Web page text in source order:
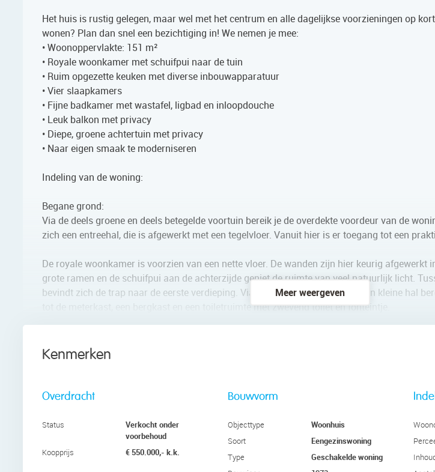
Het huis is rustig gelegen, maar wel met het centrum en alle dagelijkse voorzieningen op
wonen? Plan dan snel een bezichtiging in! We nemen je mee:
• Woonoppervlakte: 151 m²
• Royale woonkamer met schuifpui naar de tuin
• Ruim opgezette keuken met diverse inbouwapparatuur
• Vier slaapkamers
• Fijne badkamer met wastafel, ligbad en inloopdouche
• Leuk balkon met privacy
• Diepe, groene achtertuin met privacy
• Naar eigen smaak te moderniseren
Indeling van de woning:
Begane grond:
Via de deels groene en deels betegelde voortuin bereik je de overdekte voordeur van de
zich een entreehal, die is afgewerkt met een tegelvloer. Vanuit hier is er toegang tot een
De royale woonkamer is voorzien van een nette vloer. De wanden zijn hier keurig afgewerkt
grote ramen en de schuifpui aan de achterzijde geniet de ruimte van veel natuurlijk licht.
bevindt zich de trap naar de eerste verdieping. Via de woonkamer is er ook een kleine hal
tot de meterkast, een bergkast en een toiletruimte met zwevend toilet en fonteintje.
woonkamer. De keuken is uitgevoerd in een rechte opstelling met kastjes van massief hout
Eerste verdieping:
aan de voorzijde en twee aan de achterzijde. De kamers zijn ruim opgezet, keurig afgewerkt
Via één slaapkamer aan de voorzijde is het balkon bereikbaar. Dit balkon is voorzien van
ruimte voor een klein zitje. De multifunctionele ruimte leent zich uitstekend als vierde
Meer weergeven
Kenmerken
Overdracht
Status
Verkocht onder
voorbehoud
Koopprijs € 550.000,- k.k.
Bouwvorm
Objecttype Woonhuis
Soort Eengezinswoning
Type Geschakelde woning